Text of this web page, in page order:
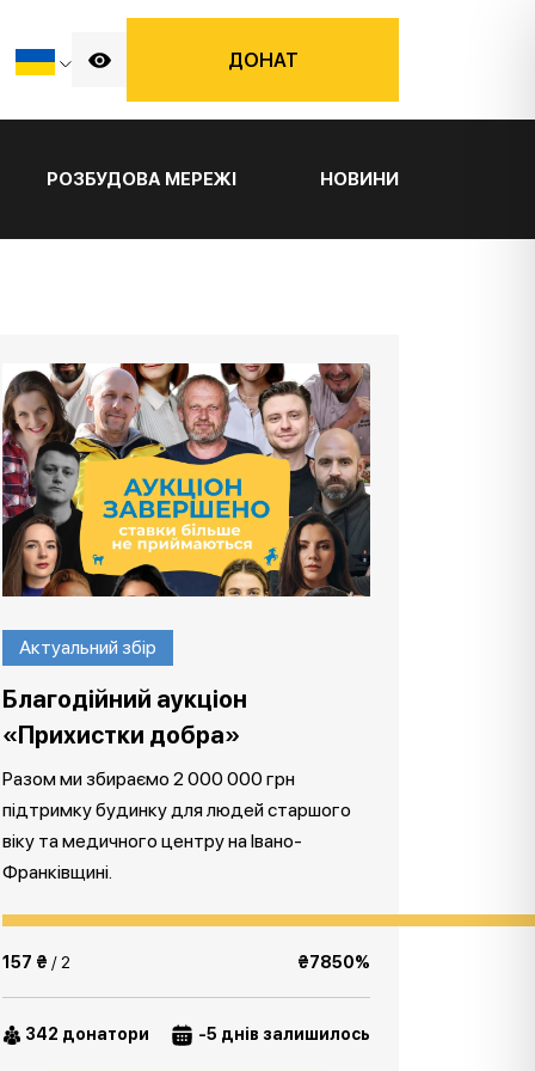
ДОНАТ
РОЗБУДОВА МЕРЕЖІ НОВИНИ
Актуальний збір
Благодійний аукціон
«Прихистки добра»
Разом ми збираємо 2 000 000 грн
підтримку будинку для людей старшого
віку та медичного центру на Івано-
Франківщині.
157 ₴ / 2 ₴7850%
342 донатори -5 днів залишилось